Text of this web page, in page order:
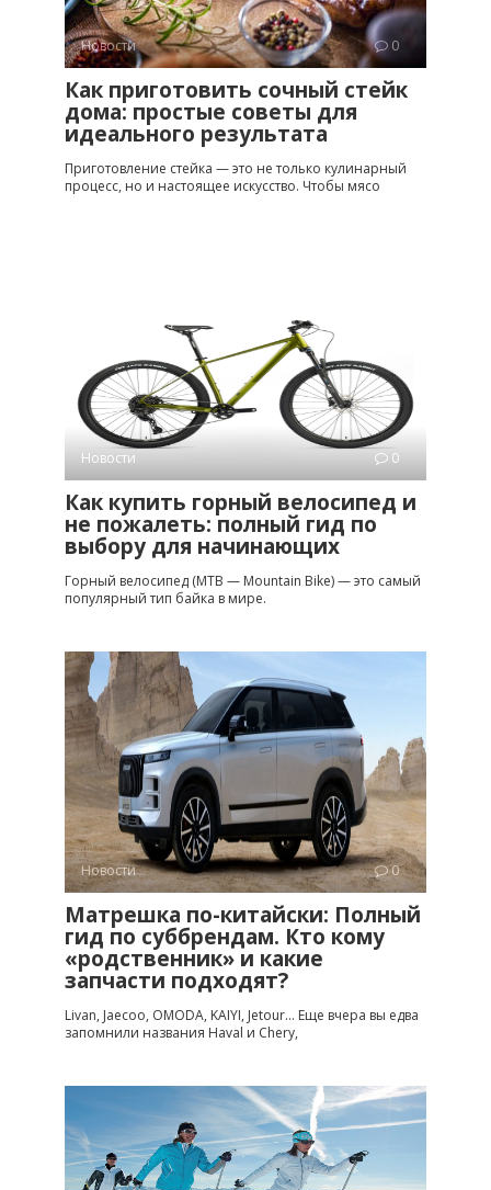
Новости 0
Как приготовить сочный стейк
дома: простые советы для
идеального результата
Приготовление стейка — это не только кулинарный
процесс, но и настоящее искусство. Чтобы мясо
Новости 0
Как купить горный велосипед и
не пожалеть: полный гид по
выбору для начинающих
Горный велосипед (MTB — Mountain Bike) — это самый
популярный тип байка в мире.
Новости 0
Матрешка по-китайски: Полный
гид по суббрендам. Кто кому
«родственник» и какие
запчасти подходят?
Livan, Jaecoo, OMODA, KAIYI, Jetour… Еще вчера вы едва
запомнили названия Haval и Chery,